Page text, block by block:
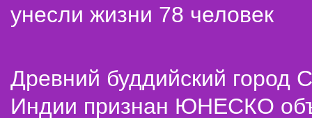
унесли жизни 78 человек
Древний буддийский город
Индии признан ЮНЕСКО